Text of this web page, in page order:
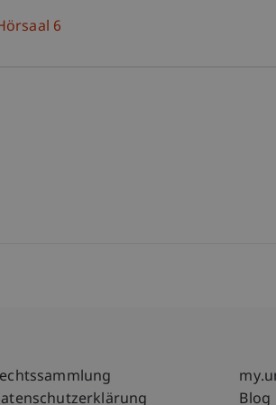
6
Rechtliche Blog